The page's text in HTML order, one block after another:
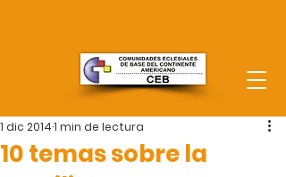
10 temas sobre la
1 dic 20141 min de lectura